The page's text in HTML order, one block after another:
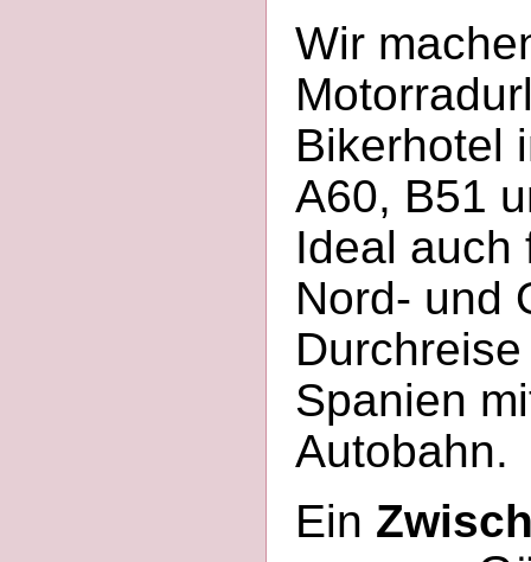
Wir
Bikerhotel
A60, B51
Ideal
Nord- und
Spanien
Autobahn.
Ein